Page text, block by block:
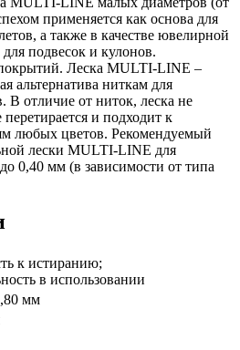
применяется как основа для
а также в качестве ювелирной
подвесок и кулонов.
Леска MULTI-LINE –
альтернатива ниткам для
В отличие от ниток, леска не
перетирается и подходит к
любых цветов. Рекомендуемый
лески MULTI-LINE для
0,40 мм (в зависимости от типа
к истиранию;
в использовании
мм